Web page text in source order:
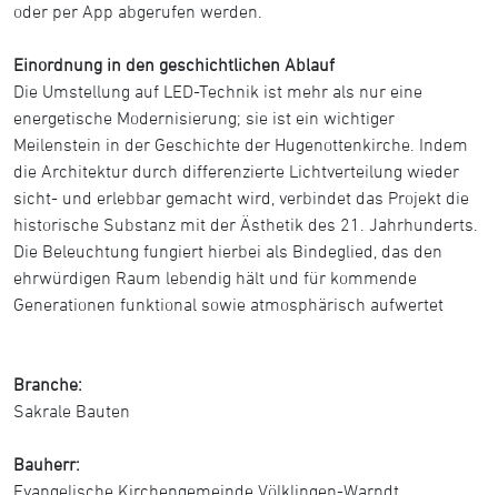
oder per App abgerufen werden.
Einordnung in den geschichtlichen Ablauf
Die Umstellung auf LED-Technik ist mehr als nur eine
energetische Modernisierung; sie ist ein wichtiger
Meilenstein in der Geschichte der Hugenottenkirche. Indem
die Architektur durch differenzierte Lichtverteilung wieder
sicht- und erlebbar gemacht wird, verbindet das Projekt die
historische Substanz mit der Ästhetik des 21. Jahrhunderts.
Die Beleuchtung fungiert hierbei als Bindeglied, das den
ehrwürdigen Raum lebendig hält und für kommende
Generationen funktional sowie atmosphärisch aufwertet
Branche:
Sakrale Bauten
Bauherr:
Evangelische Kirchengemeinde Völklingen-Warndt